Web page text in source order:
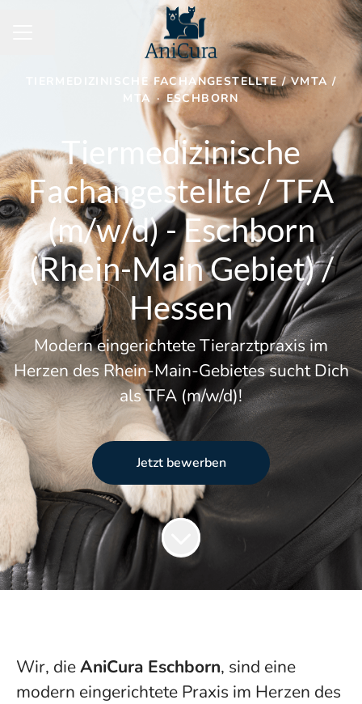
TIERMEDIZINISCHE FACHANGESTELLTE / VMTA /
MTA · ESCHBORN
Tiermedizinische
Fachangestellte / TFA
(m/w/d) - Eschborn
(Rhein-Main Gebiet) /
Hessen
Modern eingerichtete Tierarztpraxis im
Herzen des Rhein-Main-Gebietes sucht Dich
als TFA (m/w/d)!
Jetzt bewerben
Wir, dieAniCura Eschborn, sind eine
modern eingerichtete Praxis im Herzen des